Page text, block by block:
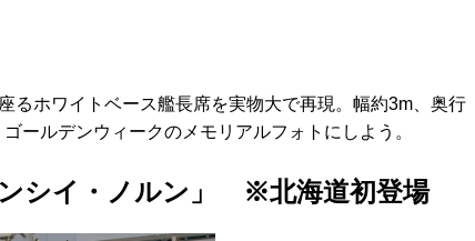
るホワイトベース艦長席を実物大で再現。幅約3m、奥行
ールデンウィークのメモリアルフォトにしよう。
シイ・ノルン」 ※北海道初登場